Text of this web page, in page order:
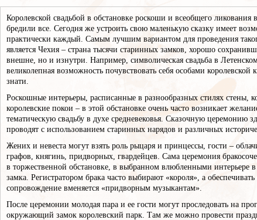
Королевской свадьбой в обстановке роскоши и всеобщего ликования
бредили все. Сегодня же устроить свою маленькую сказку имеет
практически каждый. Самым лучшим вариантом для проведения
является Чехия – страна тысячи старинных замков, хорошо
внешне, но и изнутри. Например, символическая свадьба в
великолепная возможность почувствовать себя особами
знати.
Роскошные интерьеры, расписанные в разнообразных стилях стены,
королевские покои – в этой обстановке очень часто возникает
тематическую свадьбу в духе средневековья. Сказочную церемонию
проводят с использованием старинных нарядов и различных
Жених и невеста могут взять роль рыцаря и принцессы, гости –
графов, княгинь, придворных, гвардейцев. Сама церемония
в торжественной обстановке, в выбранном влюбленными интерьере
замка. Регистратором брака часто выбирают «короля», а
сопровождение вменяется «придворным музыкантам».
После церемонии молодая пара и ее гости могут проследовать на
окружающий замок королевский парк. Там же можно провести